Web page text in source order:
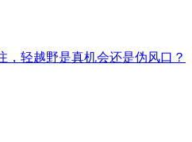
，轻越野是真机会还是伪风口？